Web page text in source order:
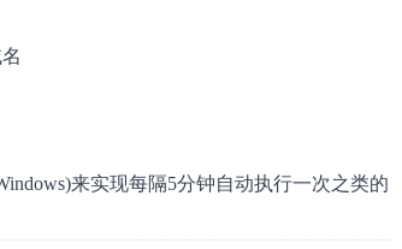
来实现每隔5分钟自动执行一次之类的